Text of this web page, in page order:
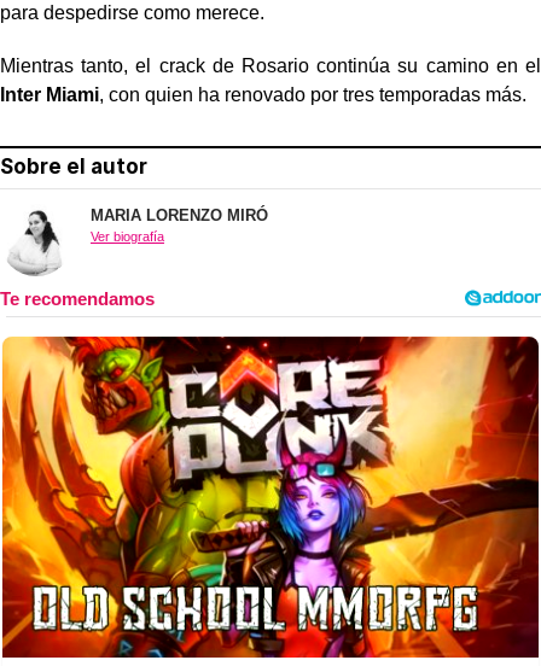
para despedirse como merece.
Mientras tanto, el crack de Rosario continúa su camino en el
Inter Miami, con quien ha renovado por tres temporadas más.
Sobre el autor
MARIA LORENZO MIRÓ
Ver biografía